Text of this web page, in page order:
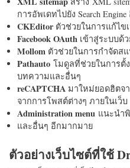
การอัพเดทไปยัง Search
CKEditorตัวช่วยในการแก้ไข
Facebook OAuth เข้าสู่ระบบด้ว
Mollom ตัวช่วยในการกำจัดส
Pathauto โมดูลที่ช่วยในการตั้
บทความและอื่นๆ
reCAPTCHA มาใหม่ยอดฮิตจ
จากการโพสต์ต่างๆ ภายในเว็บ
Administration menu แนะนำ
และอื่นๆ อีกมากมาย
ตัวอย่างเว็บไซต์ที่ใช้